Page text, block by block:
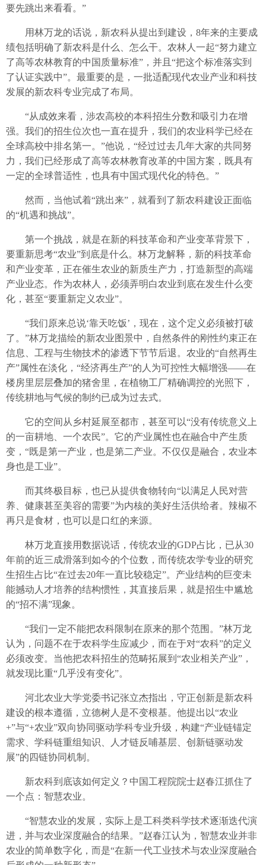
要先跳出来看看。”
用林万龙的话说，新农科从提出到建设，8年来的主要成
绩包括明确了新农科是什么、怎么干。农林人一起“努力建立
了高等农林教育的中国质量标准”，并且“把这个标准落实到
了认证实践中”。最重要的是，一批适配现代农业产业和科技
发展的新农科专业完成了布局。
“从成效来看，涉农高校的本科招生分数和吸引力在增
强。我们的招生位次也一直在提升，我们的农业科学已经在
全球高校中排名第一。”他说，“经过过去几年大家的共同努
力，我们已经形成了高等农林教育改革的中国方案，既具有
一定的全球普适性，也具有中国式现代化的特色。”
然而，当他试着“跳出来”，就看到了新农科建设正面临
的“机遇和挑战”。
第一个挑战，就是在新的科技革命和产业变革背景下，
要重新思考“农业”到底是什么。林万龙解释，新的科技革命
和产业变革，正在催生农业的新质生产力，打造新型的高端
产业业态。作为农林人，必须弄明白农业到底在发生什么变
化，甚至“要重新定义农业”。
“我们原来总说‘靠天吃饭’，现在，这个定义必须被打破
了。”林万龙描绘的新农业图景中，自然条件的刚性约束正在
信息、工程与生物技术的渗透下节节后退。农业的“自然再生
产”属性在淡化，“经济再生产”的人为可控性大幅增强——在
楼房里层层叠加的猪舍里，在植物工厂精确调控的光照下，
传统耕地与气候的制约已成为过去式。
它的空间从乡村延展至都市，甚至可以“没有传统意义上
的一亩耕地、一个农民”。它的产业属性也在融合中产生质
变，“既是第一产业，也是第二产业。不仅仅是融合，农业本
身也是工业”。
而其终极目标，也已从提供食物转向“以满足人民对营
养、健康甚至美容的需要”为内核的美好生活供给者。辣椒不
再只是食材，也可以是口红的来源。
林万龙直接用数据说话，传统农业的GDP占比，已从30
年前的近三成滑落到如今的个位数，而传统农学专业的研究
生招生占比“在过去20年一直比较稳定”。产业结构的巨变未
能撼动人才培养的结构惯性，其直接后果，就是招生中尴尬
的“招不满”现象。
“我们一定不能把农科限制在原来的那个范围。”林万龙
认为，问题不在于农科学生应减少，而在于对“农科”的定义
必须改变。当他把农科招生的范畴拓展到“农业相关产业”，
就发现比重“几乎没有变化”。
河北农业大学党委书记张立杰指出，守正创新是新农科
建设的根本遵循，立德树人是不变根基。他提出以“农业
+”与“+农业”双向协同驱动学科专业升级，构建“产业链锚定
需求、学科链重组知识、人才链反哺基层、创新链驱动发
展”的四链协同机制。
新农科到底该如何定义？中国工程院院士赵春江抓住了
一个点：智慧农业。
“智慧农业的发展，实际上是工科类科学技术逐渐迭代演
进，并与农业深度融合的结果。”赵春江认为，智慧农业并非
农业的简单数字化，而是“在新一代工业技术与农业深度融合